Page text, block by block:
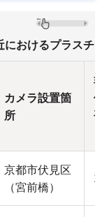
おけるプラスチッ
カメラ設置箇
所
非
個
平
京都市伏見区
（宮前橋）